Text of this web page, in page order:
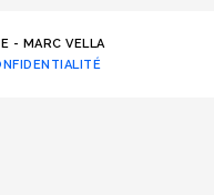
- MARC VELLA